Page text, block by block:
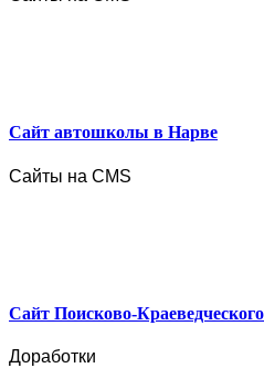
Сайт автошколы в Нарве
Сайты на CMS
Сайт Поисково-
Доработки